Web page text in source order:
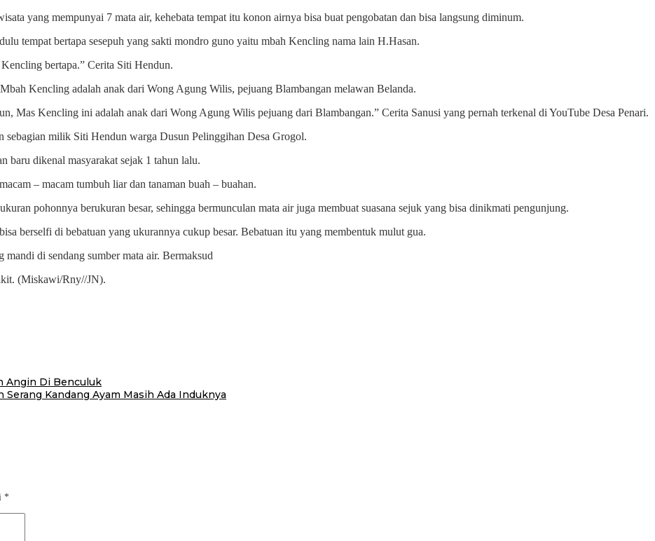
yang mempunyai 7 mata air, kehebata tempat itu konon airnya bisa buat pengobatan dan bisa langsung diminum.
tempat bertapa sesepuh yang sakti mondro guno yaitu mbah Kencling nama lain H.Hasan.
bertapa.” Cerita Siti Hendun.
Kencling adalah anak dari Wong Agung Wilis, pejuang Blambangan melawan Belanda.
Mas Kencling ini adalah anak dari Wong Agung Wilis pejuang dari Blambangan.” Cerita Sanusi yang pernah terkenal di YouTube Desa Penari.
milik Siti Hendun warga Dusun Pelinggihan Desa Grogol.
baru dikenal masyarakat sejak 1 tahun lalu.
– macam tumbuh liar dan tanaman buah – buahan.
pohonnya berukuran besar, sehingga bermunculan mata air juga membuat suasana sejuk yang bisa dinikmati pengunjung.
berselfi di bebatuan yang ukurannya cukup besar. Bebatuan itu yang membentuk mulut gua.
di sendang sumber mata air. Bermaksud
(Miskawi/Rny//JN).
Angin Di Benculuk
Kandang Ayam Masih Ada Induknya
*